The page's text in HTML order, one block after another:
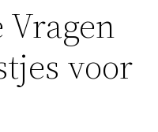
Vragen
voor